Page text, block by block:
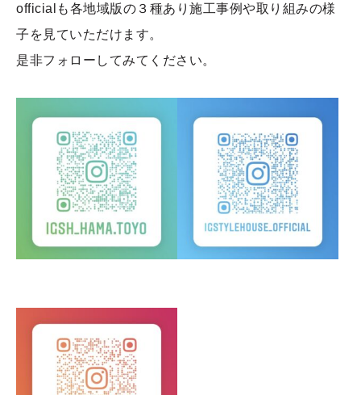
officialも各地域版の３種あり施工事例や取り組みの様
子を見ていただけます。
是非フォローしてみてください。